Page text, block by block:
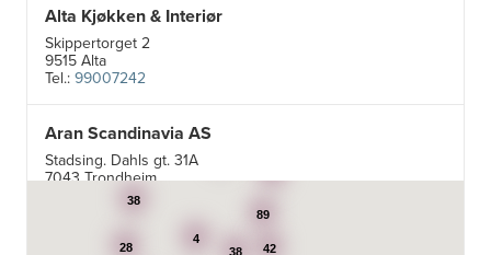
Alta Kjøkken & Interiør
Skippertorget 2
9515 Alta
Tel.: 99007242
Aran Scandinavia AS
Stadsing. Dahls gt. 31A
7043 Trondheim
92616060
89
38
28 42
38
4